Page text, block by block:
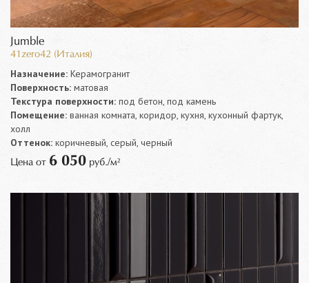
Jumble
41zero42 (Италия)
Назначение: Керамогранит
Поверхность: матовая
Текстура поверхности: под бетон, под камень
Помещение: ванная комната, коридор, кухня, кухонный фартук,
холл
Оттенок: коричневый, серый, черный
Цена от 6 050 руб./м²